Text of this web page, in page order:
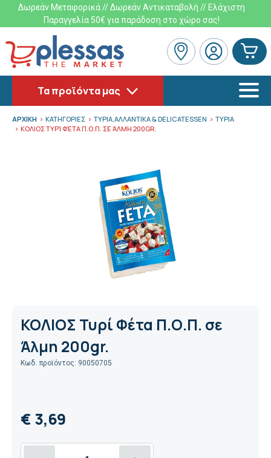
Δωρεάν Μεταφορικά // Δωρεάν Αντικαταβολή // Ελάχιστη
Παραγγελία 50€ για παράδοση στο χώρο σας!
Τα προϊόντα μας
ΑΡΧΙΚΗ ΚΑΤΗΓΟΡΙΕΣ ΤΥΡΙΑ,ΑΛΛΑΝΤΙΚΑ & DELICATESSEN
ΤΥΡΙΑ
ΚΟΛΙΟΣ ΤΥΡΊ ΦΈΤΑ Π.Ο.Π. ΣΕ ΆΛΜΗ 200GR.
ΚΟΛΙΟΣ Τυρί Φέτα Π.Ο.Π. σε
Άλμη 200gr.
Κωδ. προϊόντος: 90050705
€ 3,69